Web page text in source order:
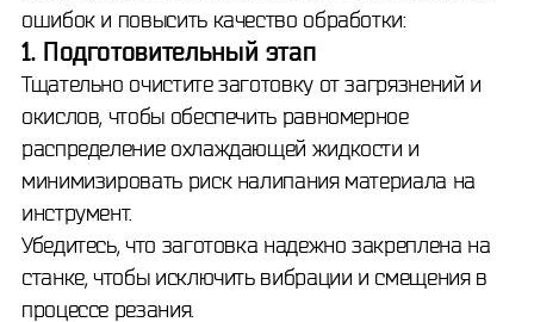
ошибок и повысить качество обработки:
1. Подготовительный этап
Тщательно очистите заготовку от загрязнений и
окислов, чтобы обеспечить равномерное
распределение охлаждающей жидкости и
минимизировать риск налипания материала на
инструмент.
Убедитесь, что заготовка надежно закреплена на
станке, чтобы исключить вибрации и смещения в
процессе резания.